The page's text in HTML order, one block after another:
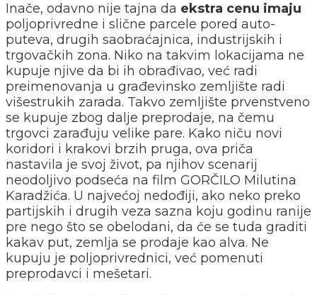
Inače, odavno nije tajna da ekstra cenu imaju
poljoprivredne i slične parcele pored auto-
puteva, drugih saobraćajnica, industrijskih i
trgovačkih zona. Niko na takvim lokacijama ne
kupuje njive da bi ih obrađivao, već radi
preimenovanja u građevinsko zemljište radi
višestrukih zarada. Takvo zemljište prvenstveno
se kupuje zbog dalje preprodaje, na čemu
trgovci zarađuju velike pare. Kako niču novi
koridori i krakovi brzih pruga, ova priča
nastavila je svoj život, pa njihov scenarij
neodoljivo podseća na film GORČILO Milutina
Karadžića. U najvećoj nedođiji, ako neko preko
partijskih i drugih veza sazna koju godinu ranije
pre nego što se obelodani, da će se tuda graditi
kakav put, zemlja se prodaje kao alva. Ne
kupuju je poljoprivrednici, već pomenuti
preprodavci i mešetari.